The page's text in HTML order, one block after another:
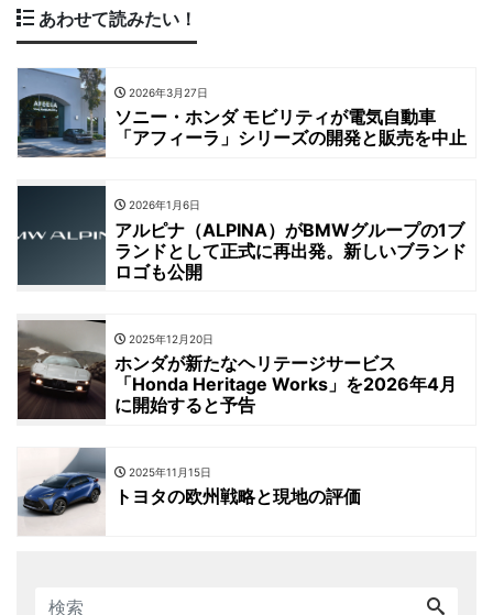
あわせて読みたい！
2026年3月27日
ソニー・ホンダ モビリティが電気自動車
「アフィーラ」シリーズの開発と販売を中止
2026年1月6日
アルピナ（ALPINA）がBMWグループの1ブ
ランドとして正式に再出発。新しいブランド
ロゴも公開
2025年12月20日
ホンダが新たなヘリテージサービス
「Honda Heritage Works」を2026年4月
に開始すると予告
2025年11月15日
トヨタの欧州戦略と現地の評価